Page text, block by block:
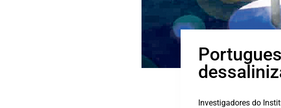
Portugueses desenvolvem
dessalinizador acionado por
Investigadores do Instituto de Ciência e Inovação em Engenharia Mecânica e